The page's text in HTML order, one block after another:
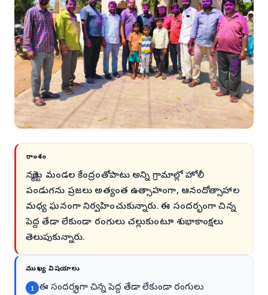
సారాంశం
నర్మెట్ట మండల కేంద్రంతోపాటు అన్ని గ్రామాల్లో హోలీ
పండుగను ప్రజలు అత్యంత ఉత్సాహంగా, ఆనందోత్సాహాల
మధ్య ఘనంగా నిర్వహించుకున్నారు. ఈ సందర్భంగా చిన్న
పెద్ద తేడా లేకుండా రంగులు చల్లుకుంటూ శుభాకాంక్షలు
తెలుపుకున్నారు.
ముఖ్య విషయాలు
1 ఈ సందర్భంగా చిన్న పెద్ద తేడా లేకుండా రంగులు